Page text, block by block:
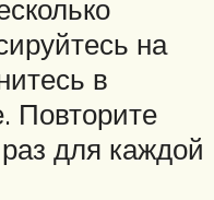
на
в
Повторите
для каждой